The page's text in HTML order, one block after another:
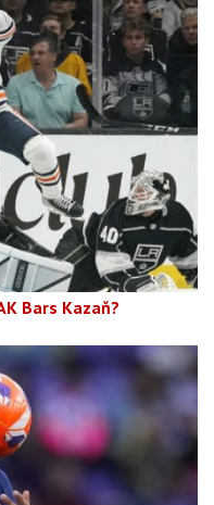
Bars Kazaň?